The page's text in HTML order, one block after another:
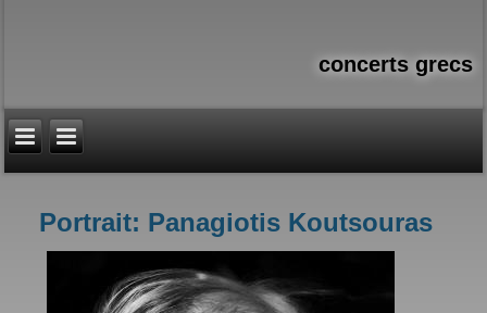
concerts grecs
Vous êtes ici
Portrait: Panagiotis Koutsouras